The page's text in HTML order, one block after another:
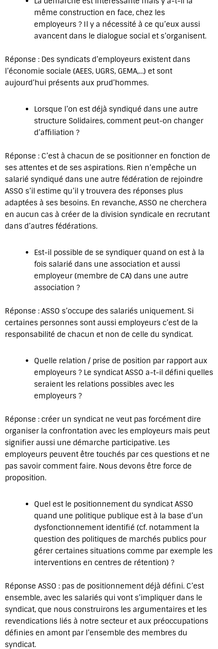
même construction en face, chez les
employeurs ? Il y a nécessité à ce qu’eux aussi
avancent dans le dialogue social et s’organisent.
Réponse : Des syndicats d’employeurs existent dans
l’économie sociale (AEES, UGRS, GEMA,…) et sont
aujourd’hui présents aux prud’hommes.
Lorsque l’on est déjà syndiqué dans une autre
structure Solidaires, comment peut-on changer
d’affiliation ?
Réponse : C’est à chacun de se positionner en fonction de
ses attentes et de ses aspirations. Rien n’empêche un
salarié syndiqué dans une autre fédération de rejoindre
ASSO s’il estime qu’il y trouvera des réponses plus
adaptées à ses besoins. En revanche, ASSO ne cherchera
en aucun cas à créer de la division syndicale en recrutant
dans d’autres fédérations.
Est-il possible de se syndiquer quand on est à la
fois salarié dans une association et aussi
employeur (membre de CA) dans une autre
association ?
Réponse : ASSO s’occupe des salariés uniquement. Si
certaines personnes sont aussi employeurs c’est de la
responsabilité de chacun et non de celle du syndicat.
Quelle relation / prise de position par rapport aux
employeurs ? Le syndicat ASSO a-t-il défini quelles
seraient les relations possibles avec les
employeurs ?
Réponse : créer un syndicat ne veut pas forcément dire
organiser la confrontation avec les employeurs mais peut
signifier aussi une démarche participative. Les
employeurs peuvent être touchés par ces questions et ne
pas savoir comment faire. Nous devons être force de
proposition.
Quel est le positionnement du syndicat ASSO
quand une politique publique est à la base d’un
dysfonctionnement identifié (cf. notamment la
question des politiques de marchés publics pour
gérer certaines situations comme par exemple les
interventions en centres de rétention) ?
Réponse ASSO : pas de positionnement déjà défini. C’est
ensemble, avec les salariés qui vont s’impliquer dans le
syndicat, que nous construirons les argumentaires et les
revendications liés à notre secteur et aux préoccupations
définies en amont par l’ensemble des membres du
syndicat.